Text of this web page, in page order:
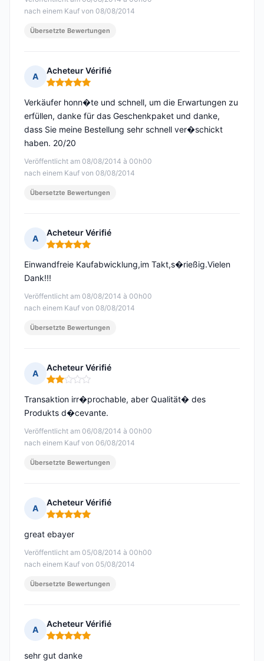
nach einem Kauf von 08/08/2014
Übersetzte Bewertungen
A
Acheteur Vérifié
Hinweis: 5 von 5
Veröffentlicht am 08/08/2014 à 00h00
nach einem Kauf von 08/08/2014
Verkäufer honn�te und schnell, um die Erwartungen zu
erfüllen, danke für das Geschenkpaket und danke,
dass Sie meine Bestellung sehr schnell ver�schickt
haben. 20/20
Übersetzte Bewertungen
A
Acheteur Vérifié
Hinweis: 5 von 5
Veröffentlicht am 08/08/2014 à 00h00
nach einem Kauf von 08/08/2014
Einwandfreie Kaufabwicklung,im Takt,s�rießig.Vielen
Dank!!!
Übersetzte Bewertungen
A
Acheteur Vérifié
Hinweis: 2 von 5
Veröffentlicht am 06/08/2014 à 00h00
nach einem Kauf von 06/08/2014
Transaktion irr�prochable, aber Qualität� des
Produkts d�cevante.
Übersetzte Bewertungen
A
Acheteur Vérifié
Hinweis: 5 von 5
Veröffentlicht am 05/08/2014 à 00h00
nach einem Kauf von 05/08/2014
great ebayer
Übersetzte Bewertungen
A
Acheteur Vérifié
Hinweis: 5 von 5
sehr gut danke